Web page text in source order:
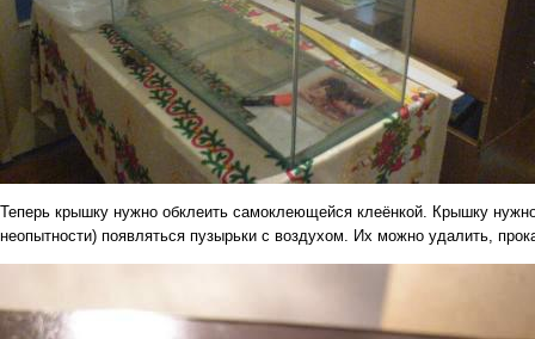
Теперь крышку нужно обклеить самоклеющейся клеёнкой. Крышку
неопытности) появляться пузырьки с воздухом. Их можно удалить,